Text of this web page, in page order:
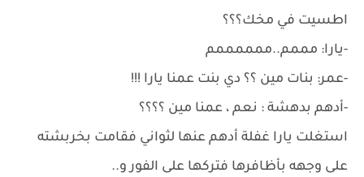
اطسيت في مخك؟؟؟
-يارا: مممم..ممممممم
-عمر: بنات مين ؟؟ دي بنت عمنا يارا !!!
-أدهم بدهشة : نعم ، عمنا مين ؟؟؟؟
استغلت يارا غفلة أدهم عنها لثواني فقامت بخربشته
على وجهه بأظافرها فتركها على الفور و..